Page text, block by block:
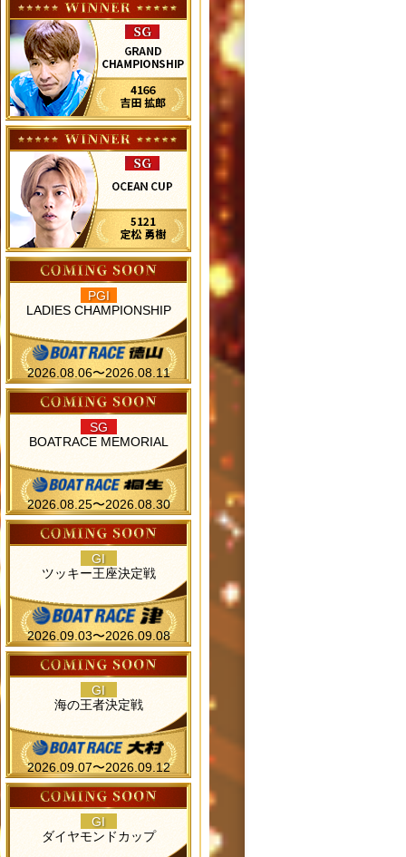
PGI
LADIES CHAMPIONSHIP
2026.08.06〜2026.08.11
SG
BOATRACE MEMORIAL
2026.08.25〜2026.08.30
GI
ツッキー王座決定戦
2026.09.03〜2026.09.08
GI
海の王者決定戦
2026.09.07〜2026.09.12
GI
ダイヤモンドカップ